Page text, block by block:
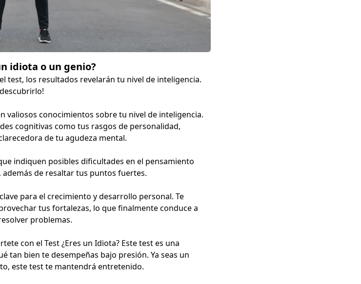
idiota o un genio?
test, los resultados revelarán tu nivel de inteligencia.
valiosos conocimientos sobre tu nivel de inteligencia.
cognitivas como tus rasgos de personalidad,
de tu agudeza mental.
indiquen posibles dificultades en el pensamiento
de resaltar tus puntos fuertes.
para el crecimiento y desarrollo personal. Te
tus fortalezas, lo que finalmente conduce a
problemas.
con el Test ¿Eres un Idiota? Este test es una
tan bien te desempeñas bajo presión. Ya seas un
este test te mantendrá entretenido.